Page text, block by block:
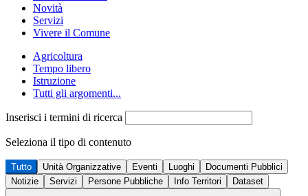
Novità
Servizi
Vivere il Comune
Agricoltura
Tempo libero
Istruzione
Tutti gli argomenti...
Inserisci i termini di ricerca
Seleziona il tipo di contenuto
Tutto Unità Organizzative Eventi Luoghi
Documenti Pubblici
Notizie
Servizi Persone Pubbliche Info Territori Dataset